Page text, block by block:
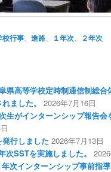
校行事 、進路 １年次 ２年次
県高等学校定時制通信制総
ました。
2026年7月16日
生がインターンシップ報告会
行しました 2026年7月13日
次SSTを実施しました。
次インターンシップ事前指導